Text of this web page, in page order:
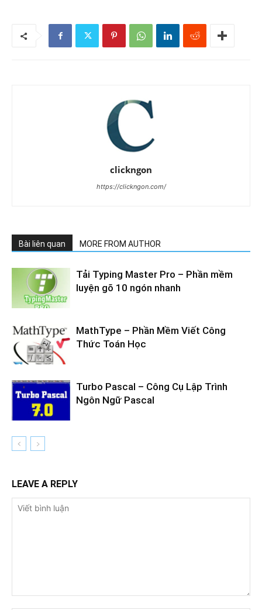
clickngon
https://clickngon.com/
Bài liên quan MORE FROM AUTHOR
Tải Typing Master Pro – Phần mềm
luyện gõ 10 ngón nhanh
MathType – Phần Mềm Viết Công
Thức Toán Học
Turbo Pascal – Công Cụ Lập Trình
Ngôn Ngữ Pascal
LEAVE A REPLY